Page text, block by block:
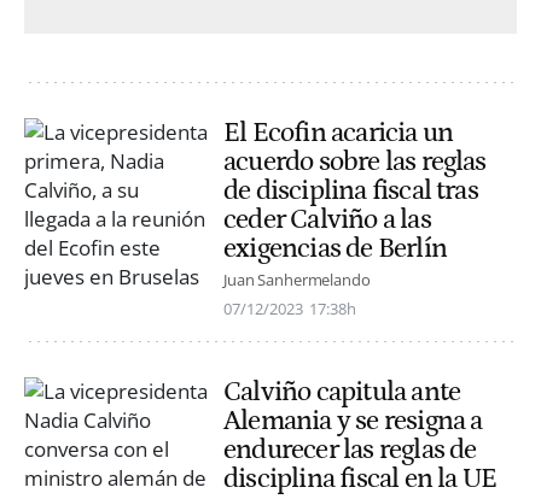
El Ecofin acaricia un
acuerdo sobre las reglas
de disciplina fiscal tras
ceder Calviño a las
exigencias de Berlín
Juan Sanhermelando
07/12/2023 17:38h
Calviño capitula ante
Alemania y se resigna a
endurecer las reglas de
disciplina fiscal en la UE